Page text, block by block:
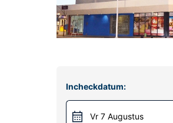
Incheckdatum:
Vr 7 Augustus